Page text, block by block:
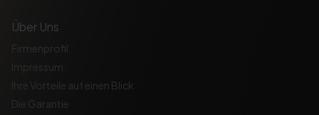
Über Uns
Firmenprofil
Impressum
Ihre Vorteile auf einen Blick
Die Garantie